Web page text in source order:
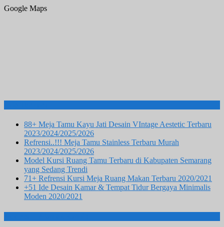
Google Maps
88+ Meja Tamu Kayu Jati Desain VIntage Aestetic Terbaru
2023/2024/2025/2026
Refrensi..!!! Meja Tamu Stainless Terbaru Murah
2023/2024/2025/2026
Model Kursi Ruang Tamu Terbaru di Kabupaten Semarang
yang Sedang Trendi
71+ Refrensi Kursi Meja Ruang Makan Terbaru 2020/2021
+51 Ide Desain Kamar & Tempat Tidur Bergaya Minimalis
Moden 2020/2021